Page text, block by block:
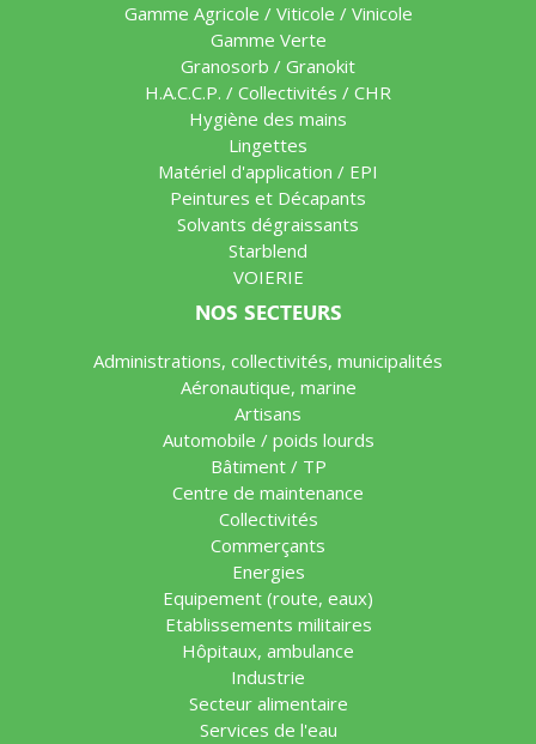
Gamme Agricole / Viticole / Vinicole
Gamme Verte
Granosorb / Granokit
H.A.C.C.P. / Collectivités / CHR
Hygiène des mains
Lingettes
Matériel d'application / EPI
Peintures et Décapants
Solvants dégraissants
Starblend
VOIERIE
NOS SECTEURS
Administrations, collectivités, municipalités
Aéronautique, marine
Artisans
Automobile / poids lourds
Bâtiment / TP
Centre de maintenance
Collectivités
Commerçants
Energies
Equipement (route, eaux)
Etablissements militaires
Hôpitaux, ambulance
Industrie
Secteur alimentaire
Services de l'eau